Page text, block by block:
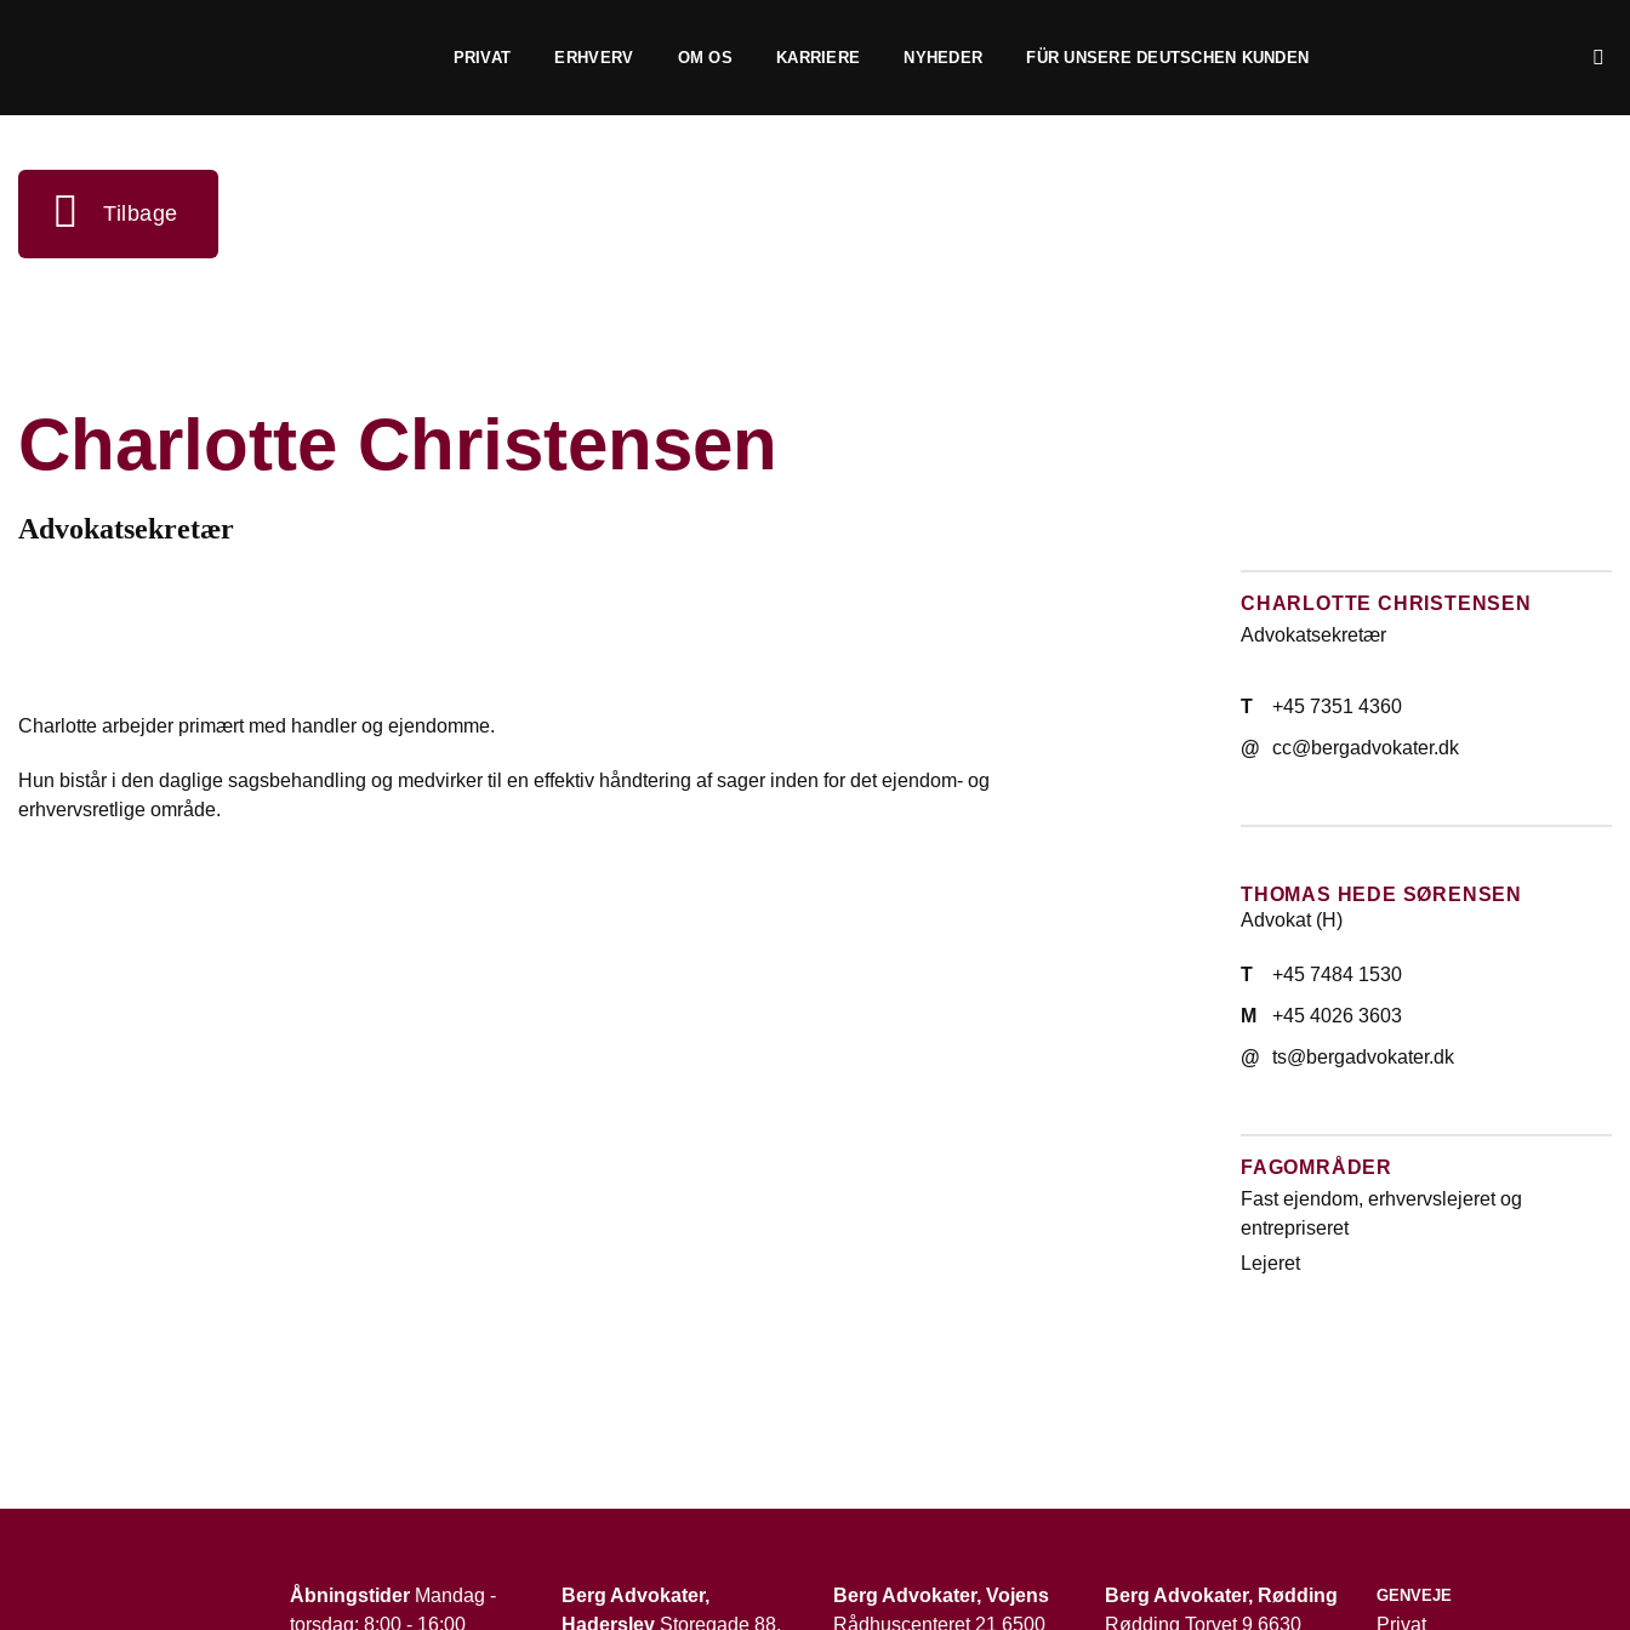
PRIVAT ERHVERV OM OS KARRIERE NYHEDER FÜR UNSERE DEUTSCHEN KUNDEN
Tilbage
Charlotte Christensen
Advokatsekretær
Charlotte arbejder primært med handler og ejendomme.
Hun bistår i den daglige sagsbehandling og medvirker til en effektiv håndtering af sager inden for det ejendom- og
erhvervsretlige område.
CHARLOTTE CHRISTENSEN
Advokatsekretær
T
+45 7351 4360
@
cc@bergadvokater.dk
THOMAS HEDE SØRENSEN
Advokat (H)
T
+45 7484 1530
M
+45 4026 3603
@
ts@bergadvokater.dk
FAGOMRÅDER
Fast ejendom, erhvervslejeret og
entrepriseret
Lejeret
Åbningstider Mandag -
torsdag: 8:00 - 16:00
Berg Advokater,
Haderslev Storegade 88,
Berg Advokater, Vojens
Rådhuscenteret 21 6500
Berg Advokater, Rødding
Rødding Torvet 9 6630
GENVEJE
Privat